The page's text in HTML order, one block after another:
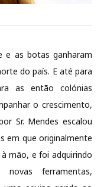
e as botas ganharam
do país. E até para
as então colónias
o crescimento,
Sr. Mendes escalou
em que originalmente
mão, e foi adquirindo
ferramentas,